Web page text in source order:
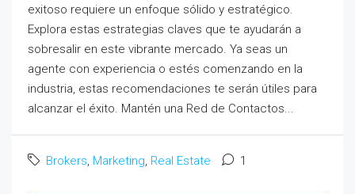
exitoso requiere un enfoque sólido y estratégico.
Explora estas estrategias claves que te ayudarán a
sobresalir en este vibrante mercado. Ya seas un
agente con experiencia o estés comenzando en la
industria, estas recomendaciones te serán útiles para
alcanzar el éxito. Mantén una Red de Contactos...
Brokers, Marketing, Real Estate 1